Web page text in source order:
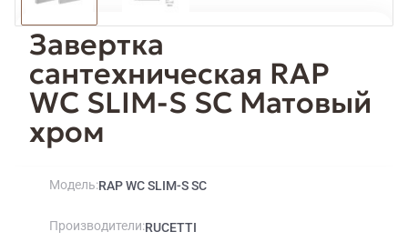
Завертка
сантехническая RAP
WC SLIM-S SC Матовый
хром
Модель RAP WC SLIM-S SC
Производители RUCETTI